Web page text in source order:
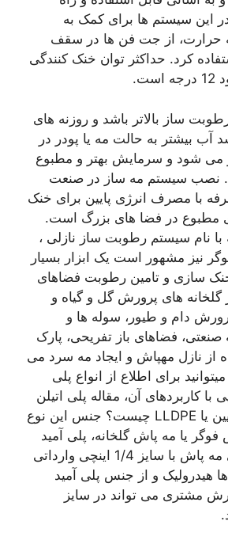
این سیستم ها برای کمک به
حرارت، از جت فن ها در سقف
کرد. حداکثر توان خنک کنندگی
ساز بالاتر باشد و روزنه های
آب بیشتر به حالت مه یا پودر در
می شود و سرمایش بهتر و مطبوع
نصب سیستم مه ساز در صنعت
با مصرف انرژی پایین برای خنک
مطبوع در فضا های بزرگ است.
نام سیستم رطوبت ساز نازلی ،
نیز مشهور است یک ابزار بسیار
سازی و تامین رطوبت فضاهای
گلخانه های پرورش گل و گیاه و
دام و طیور، سوله ها و
صنعتی، فضاهای باز تفریحی، پارک
از نازل مهپاش و ایجاد مه سرد می
برای اطلاع از انواع پلی
با کاربردهای آن، مقاله پلی اتیلن
خطی با دانسیته پایین یا LLDPE چیست؟ جنس این نوع
یا مه پاش گلخانه، پلی آمید
می باشد. لوله های مه پاش با سایز 1/4 اینچی وارداتی
هیدرولیک و از جنس پلی آمید
مشتری می تواند در سایز